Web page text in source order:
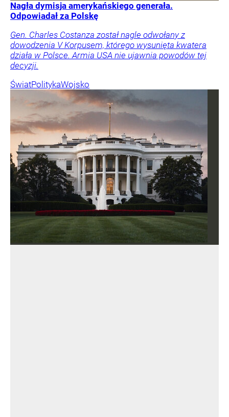
Nagła dymisja amerykańskiego generała.
Odpowiadał za Polskę
Gen. Charles Costanza został nagle odwołany z
dowodzenia V Korpusem, którego wysunięta kwatera
działa w Polsce. Armia USA nie ujawnia powodów tej
decyzji.
ŚwiatPolitykaWojsko